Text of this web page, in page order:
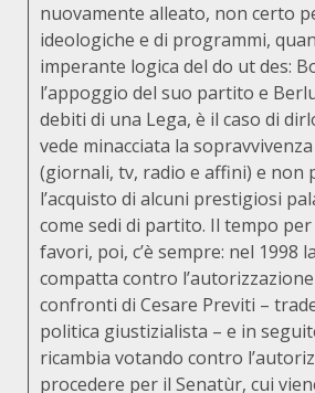
nuovamente alleato, non certo
ideologiche e di programmi,
imperante logica del do ut des:
l’appoggio del suo partito e
debiti di una Lega, è il caso di
vede minacciata la
(giornali, tv, radio e affini) e non
l’acquisto di alcuni prestigiosi
come sedi di partito. Il tempo
favori, poi, c’è sempre: nel 1998
compatta contro
confronti di Cesare Previti –
politica giustizialista – e in
ricambia votando contro
procedere per il Senatùr, cui